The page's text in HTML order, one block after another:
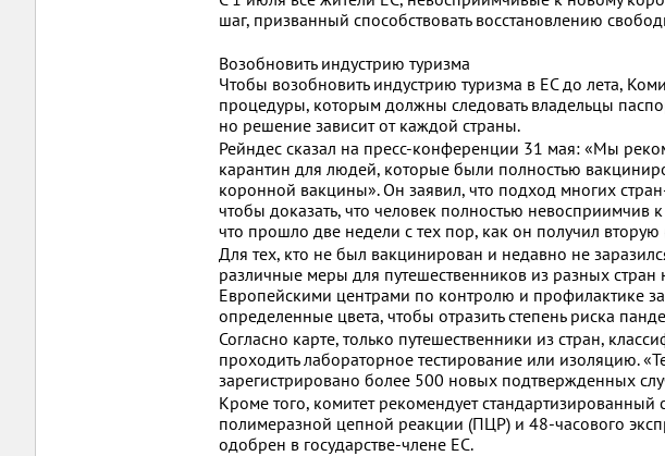
шаг, призванный способствовать восстановлению
Возобновить индустрию туризма
Чтобы возобновить индустрию туризма в ЕС до лета,
процедуры, которым должны следовать владельцы
но решение зависит от каждой страны.
Рейндес сказал на пресс-конференции 31 мая: «Мы
карантин для людей, которые были полностью
коронной вакцины». Он заявил, что подход многих
чтобы доказать, что человек полностью невосприимчив
что прошло две недели с тех пор, как он получил
Для тех, кто не был вакцинирован и недавно не
различные меры для путешественников из разных
Европейскими центрами по контролю и профилактике
определенные цвета, чтобы отразить степень риска
Согласно карте, только путешественники из стран,
проходить лабораторное тестирование или изоляцию.
зарегистрировано более 500 новых подтвержденных
Кроме того, комитет рекомендует стандартизированный
полимеразной цепной реакции (ПЦР) и 48-часового
одобрен в государстве-члене ЕС.